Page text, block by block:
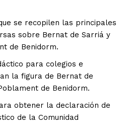
se recopilen las principales
sobre Bernat de Sarriá y
de Benidorm.
para colegios e
la figura de Bernat de
de Benidorm.
obtener la declaración de
de la Comunidad